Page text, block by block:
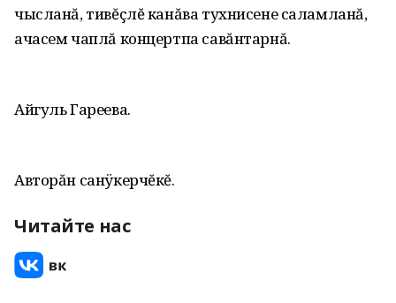
чысланă, тивĕçлĕ канăва тухнисене саламланă,
ачасем чаплă концертпа савăнтарнă.
Айгуль Гареева.
Авторăн санÿкерчĕкĕ.
Читайте нас